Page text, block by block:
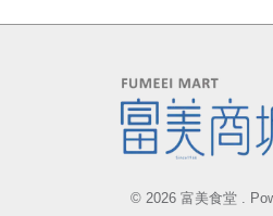
© 2026 富美食堂 .